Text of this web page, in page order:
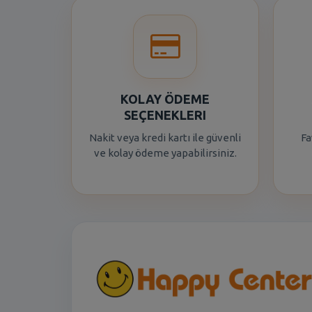
KOLAY ÖDEME
SEÇENEKLERI
Nakit veya kredi kartı ile güvenli
ve kolay ödeme yapabilirsiniz.